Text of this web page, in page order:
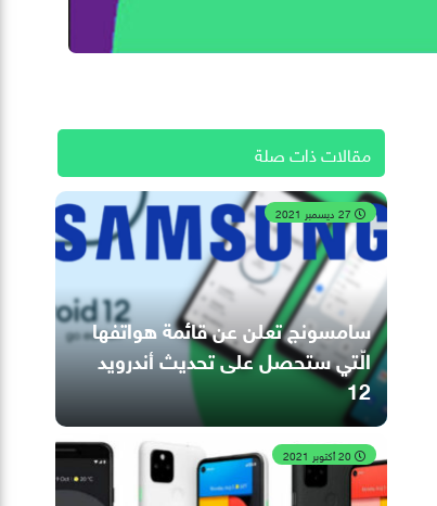
مقالات ذات صلة
سامسونج تعلن عن قائمة هواتفها
الّتي ستحصل على تحديث أندرويد
12